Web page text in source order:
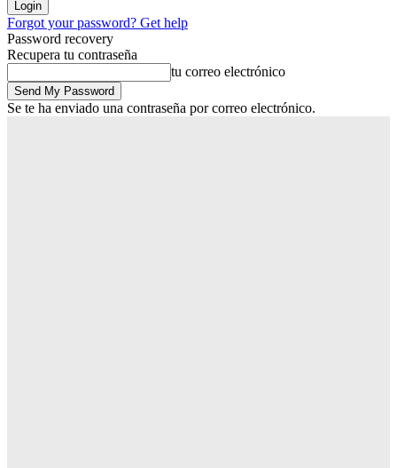
Forgot your password? Get help
Password recovery
Recupera tu contraseña
tu correo electrónico
Se te ha enviado una contraseña por correo electrónico.